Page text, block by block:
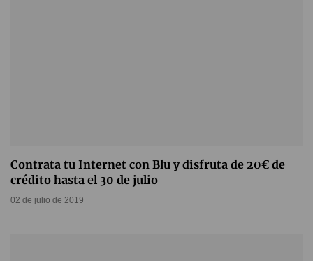
Contrata tu Internet con Blu y disfruta de 20€ de
crédito hasta el 30 de julio
02 de julio de 2019